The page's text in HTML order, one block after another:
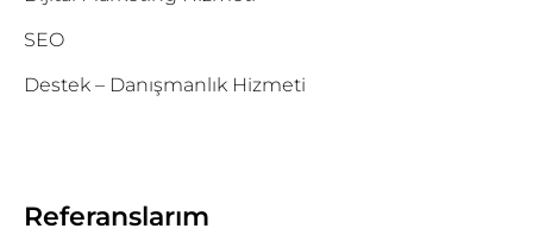
SEO
Destek – Danışmanlık Hizmeti
Referanslarım